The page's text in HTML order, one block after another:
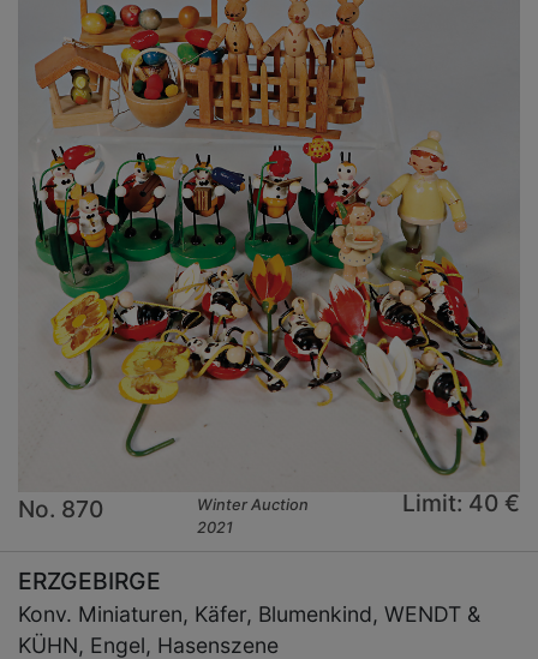
No. 870
Winter Auction
2021
Limit: 40 €
ERZGEBIRGE
Konv. Miniaturen, Käfer, Blumenkind, WENDT &
KÜHN, Engel, Hasenszene